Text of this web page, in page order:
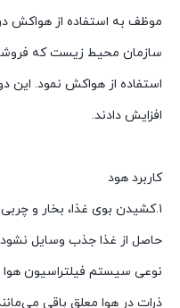
موظف به استفاده از هواکش
سازمان محیط زیست که
استفاده از هواکش نمود. این
افزایش دادند.
کاربرد هود
۱.کشیدن بوی غذا، بخار و
حاصل از غذا جذب وسایل
نوعی سیستم فیلتراسیون
ذرات در هوا معلق باقی